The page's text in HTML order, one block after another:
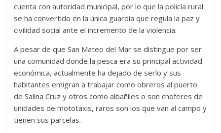
cuenta con autoridad municipal, por lo que la policía rural
se ha convertido en la única guardia que regula la paz y
civilidad social ante el incremento de la violencia.
A pesar de que San Mateo del Mar se distingue por ser
una comunidad donde la pesca era su principal actividad
económica, actualmente ha dejado de serlo y sus
habitantes emigran a trabajar como obreros al puerto
de Salina Cruz y otros como albañiles o son choferes de
unidades de mototaxis, raros son los que van al campo y
tienen sus parcelas.